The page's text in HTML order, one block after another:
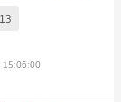
13